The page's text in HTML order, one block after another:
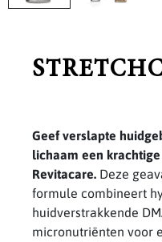
Geef verslapte
lichaam een
Revitacare. Deze
formule combineert
huidverstrakkende
micronutriënten voor